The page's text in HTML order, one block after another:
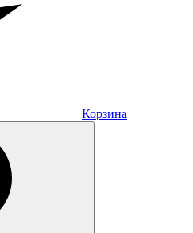
Корзина